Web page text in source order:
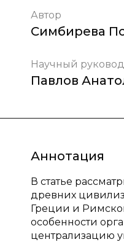
Автор
Симбирева
Научный
Павлов
Аннотация
В статье
древних
Греции и
особенности
централизацию